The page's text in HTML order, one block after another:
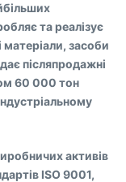
та реалізує
матеріали, засоби
післяпродажні
60 000 тон
активів
ISO 9001,